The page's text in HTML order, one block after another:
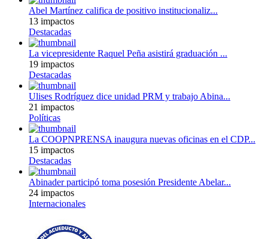
Abel Martínez califica de positivo institucionaliz...
13 impactos
Destacadas
La vicepresidente Raquel Peña asistirá graduación ...
19 impactos
Destacadas
Ulises Rodríguez dice unidad PRM y trabajo Abina...
21 impactos
Políticas
La COOPNPRENSA inaugura nuevas oficinas en el CDP...
15 impactos
Destacadas
Abinader participó toma posesión Presidente Abelar...
24 impactos
Internacionales